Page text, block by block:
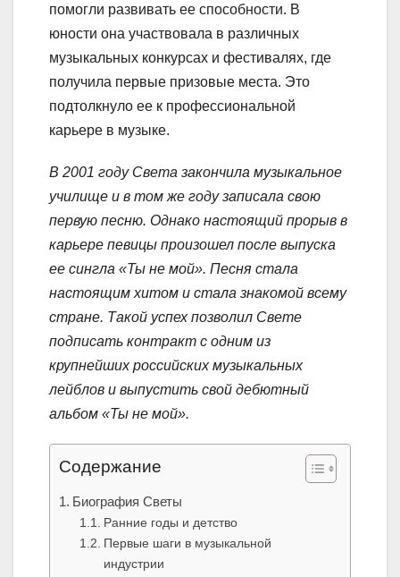
помогли развивать ее способности. В
юности она участвовала в различных
музыкальных конкурсах и фестивалях, где
получила первые призовые места. Это
подтолкнуло ее к профессиональной
карьере в музыке.
В 2001 году Света закончила музыкальное
училище и в том же году записала свою
первую песню. Однако настоящий прорыв в
карьере певицы произошел после выпуска
ее сингла «Ты не мой». Песня стала
настоящим хитом и стала знакомой всему
стране. Такой успех позволил Свете
подписать контракт с одним из
крупнейших российских музыкальных
лейблов и выпустить свой дебютный
альбом «Ты не мой».
Содержание
Биография Светы
Ранние годы и детство
Первые шаги в музыкальной
индустрии